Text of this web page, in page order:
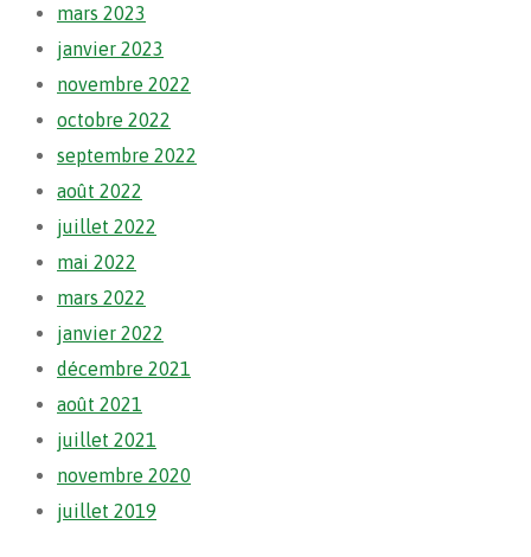
mars 2023
janvier 2023
novembre 2022
octobre 2022
septembre 2022
août 2022
juillet 2022
mai 2022
mars 2022
janvier 2022
décembre 2021
août 2021
juillet 2021
novembre 2020
juillet 2019